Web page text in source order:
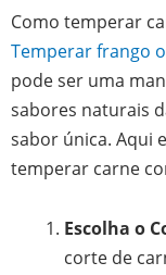
Como temperar
Temperar frango
pode ser uma
sabores naturais
sabor única. Aqui
temperar carne
Escolha o
corte de